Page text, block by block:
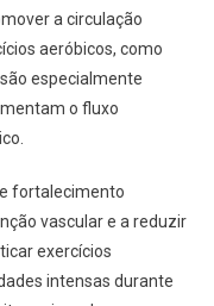
a circulação
aeróbicos, como
especialmente
o fluxo
fortalecimento
vascular e a reduzir
exercícios
intensas durante